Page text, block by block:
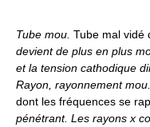
Tube mou. Tube mal vidé
devient de plus en plus
et la tension cathodique
Rayon, rayonnement mou.
dont les fréquences se
pénétrant. Les rayons x